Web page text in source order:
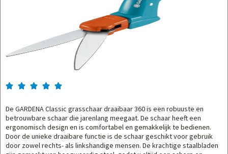
    
De GARDENA Classic grasschaar draaibaar 360 is een robuuste en
betrouwbare schaar die jarenlang meegaat. De schaar heeft een
ergonomisch design en is comfortabel en gemakkelijk te bedienen.
Door de unieke draaibare functie is de schaar geschikt voor gebruik
door zowel rechts- als linkshandige mensen. De krachtige staalbladen